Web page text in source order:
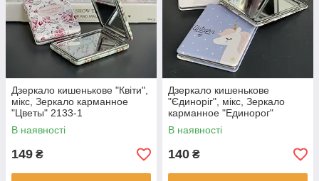
Дзеркало кишенькове "Квіти",
мікс, Зеркало карманное
"Цветы" 2133-1
В наявності
149 ₴
Дзеркало кишенькове
"Єдиноріг", мікс, Зеркало
карманное "Единорог"
В наявності
140 ₴